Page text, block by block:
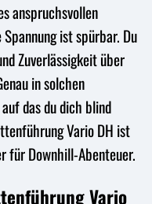
anspruchsvollen
ist spürbar. Du
Zuverlässigkeit über
in solchen
das du dich blind
Vario DH ist
für Downhill-Abenteuer.
Vario